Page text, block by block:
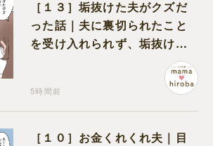
［１３］垢抜けた夫がクズだ
った話｜夫に裏切られたこと
を受け入れられず、垢抜けた
ことが関係しているのかと嘆
5時間前
［１０］お金くれくれ夫｜目